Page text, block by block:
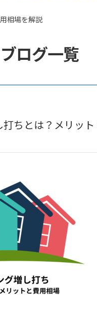
相場を解説
ブログ一覧
打ちとは？メリッ